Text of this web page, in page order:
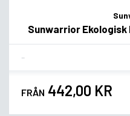
Sunwarrior Ekologisk
FRÅN 442,00 KR